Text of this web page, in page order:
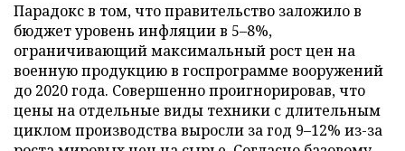
Парадокс в том, что правительство заложило в
бюджет уровень инфляции в 5–8%,
ограничивающий максимальный рост цен на
военную продукцию в госпрограмме вооружений
до 2020 года. Совершенно проигнорировав, что
цены на отдельные виды техники с длительным
циклом производства выросли за год 9–12% из-за